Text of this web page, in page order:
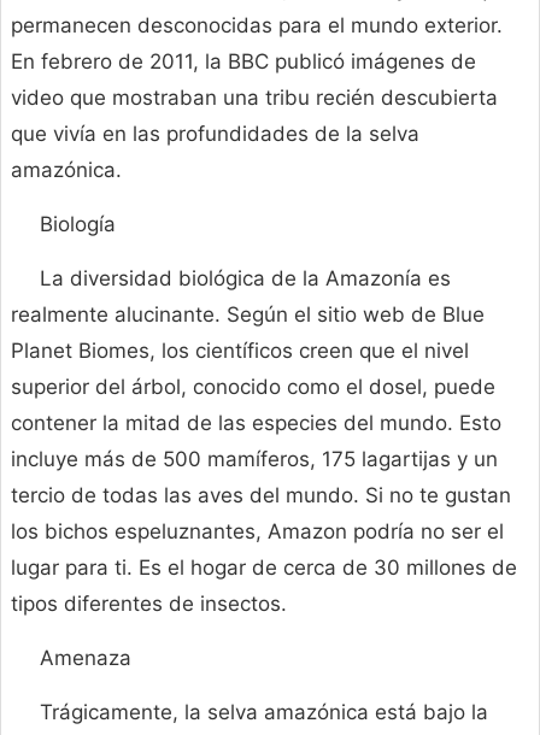
permanecen desconocidas para el mundo exterior.
En febrero de 2011, la BBC publicó imágenes de
video que mostraban una tribu recién descubierta
que vivía en las profundidades de la selva
amazónica.
Biología
La diversidad biológica de la Amazonía es
realmente alucinante. Según el sitio web de Blue
Planet Biomes, los científicos creen que el nivel
superior del árbol, conocido como el dosel, puede
contener la mitad de las especies del mundo. Esto
incluye más de 500 mamíferos, 175 lagartijas y un
tercio de todas las aves del mundo. Si no te gustan
los bichos espeluznantes, Amazon podría no ser el
lugar para ti. Es el hogar de cerca de 30 millones de
tipos diferentes de insectos.
Amenaza
Trágicamente, la selva amazónica está bajo la